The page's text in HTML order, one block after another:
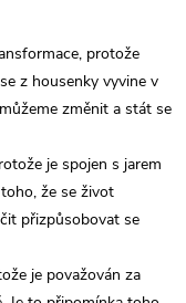
protože
z housenky vyvine v
změnit a stát se
je spojen s jarem
že se život
přizpůsobovat se
je považován za